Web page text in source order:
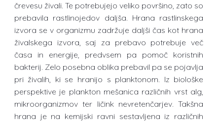
črevesu živali. Te potrebujejo veliko površino, zato so
prebavila rastlinojedov daljša. Hrana rastlinskega
izvora se v organizmu zadržuje daljši čas kot hrana
živalskega izvora, saj za prebavo potrebuje več
časa in energije, predvsem pa pomoč koristnih
bakterij. Zelo posebna oblika prebavil pa se pojavlja
pri živalih, ki se hranijo s planktonom. Iz biološke
perspektive je plankton mešanica različnih vrst alg,
mikroorganizmov ter ličink nevretenčarjev. Takšna
hrana je na kemijski ravni sestavljena iz različnih